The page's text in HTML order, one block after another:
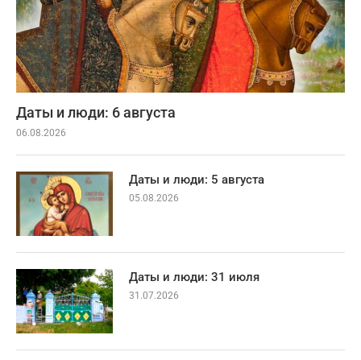
Даты и люди: 6 августа
06.08.2026
Даты и люди: 5 августа
05.08.2026
Даты и люди: 31 июля
31.07.2026